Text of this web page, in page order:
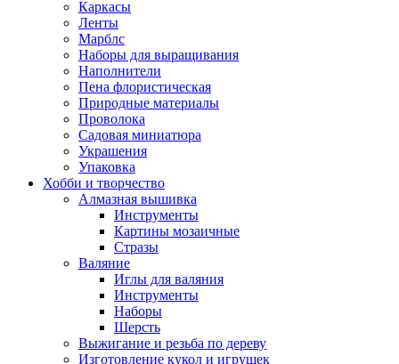
Каркасы
Ленты
Марблс
Наборы для выращивания
Наполнители
Пена флористическая
Природные материалы
Проволока
Садовая миниатюра
Украшения
Упаковка
Хобби и творчество
Алмазная вышивка
Инструменты
Картины мозаичные
Стразы
Валяние
Иглы для валяния
Инструменты
Наборы
Шерсть
Выжигание и резьба по дереву
Изготовление кукол и игрушек